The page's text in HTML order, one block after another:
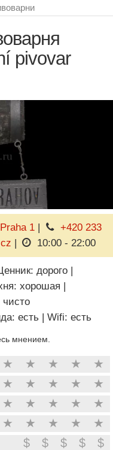
pivovar
1 |
+420 233
| 10:00 - 22:00
дорого |
хорошая |
чисто
есть | Wifi: есть
мнением.
★ ★ ★ ★ ★
★ ★ ★ ★ ★
★ ★ ★ ★ ★
★ ★ ★ ★ ★
$ $ $ $ $